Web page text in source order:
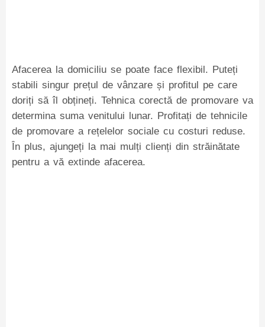
Afacerea la domiciliu se poate face flexibil. Puteți
stabili singur prețul de vânzare și profitul pe care
doriți să îl obțineți. Tehnica corectă de promovare va
determina suma venitului lunar. Profitați de tehnicile
de promovare a rețelelor sociale cu costuri reduse.
În plus, ajungeți la mai mulți clienți din străinătate
pentru a vă extinde afacerea.